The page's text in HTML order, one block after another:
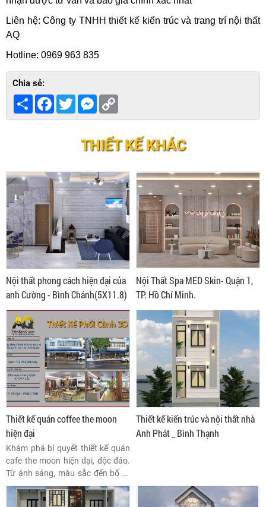
Liên hệ: Công ty TNHH thiết kế kiến trúc và trang trí nội thất
AQ
Hotline: 0969 963 835
Chia sẻ:
Share Facebook
TwitterMessenger
THIẾT KẾ KHÁC
Nội thất phong cách hiện đại của
anh Cường - Bình Chánh(5X11.8)
Nội Thất Spa MED Skin- Quận 1,
TP. Hồ Chí Minh.
Thiết kế quán coffee the moon
hiện đại
Khám phá bí quyết thiết kế quán
cafe the moon hiện đại, độc đáo.
Từ ánh sáng, màu sắc đến bố trí
không gian, tạo nên trải nghiệm
thư giãn, lãng mạn cho khách
Thiết kế kiến trúc và nội thất nhà
Anh Phát _ Bình Thạnh